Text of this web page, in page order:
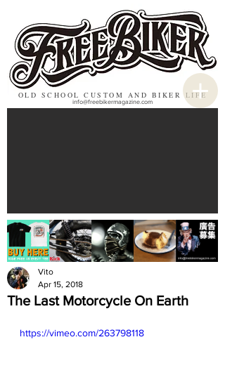
OLD SCHOOL CUSTOM AND BIKER LIFE
info@freebikermagazine.com
The Last Motorcycle On Earth
Vito
Apr 15, 2018
https://vimeo.com/263798118